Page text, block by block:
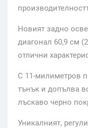
Новият задно
диагонал 60,9 см
отлични
С 11-милиметров
тънък и допълва
лъскаво черно
Уникалният,